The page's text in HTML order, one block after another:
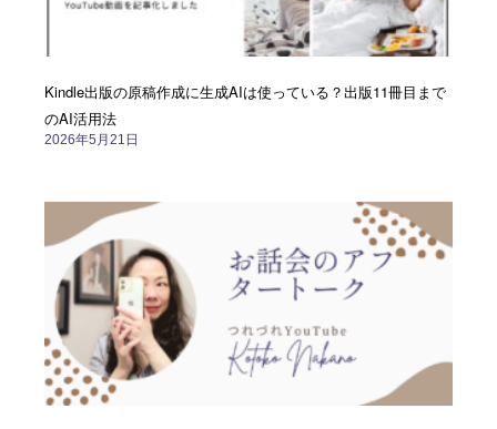
Kindle出版の原稿作成に生成AIは使っている？出版11冊目まで
のAI活用法
2026年5月21日